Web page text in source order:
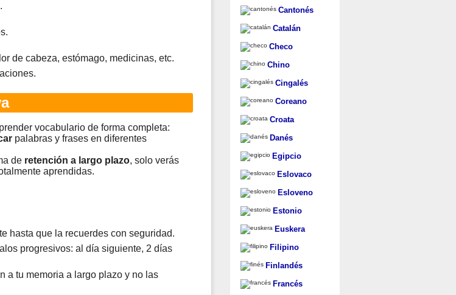
de cabeza, estómago, medicinas, etc.
vocabulario de forma completa:
palabras y frases en diferentes
de retención a largo plazo, solo verás
aprendidas.
hasta que la recuerdes con seguridad.
progresivos: al día siguiente, 2 días
a tu memoria a largo plazo y no las
Cantonés
Catalán
Checo
Chino
Cingalés
Coreano
Croata
Danés
Egipcio
Eslovaco
Esloveno
Estonio
Euskera
Filipino
Finlandés
Francés